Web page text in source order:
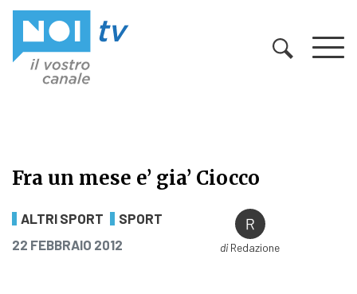
Fra un mese e’ gia’ Ciocco
Fra un mese e’ gia’ Ciocco
ALTRI SPORT
SPORT
PUBBLICATO IL
22 FEBBRAIO 2012 diRedazione